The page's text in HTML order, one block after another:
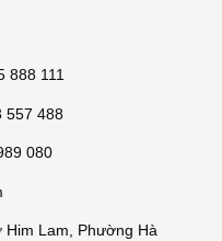
888 111
557 488
080
Him Lam, Phường Hà